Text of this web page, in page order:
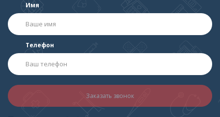
Имя
Телефон
Заказать звонок